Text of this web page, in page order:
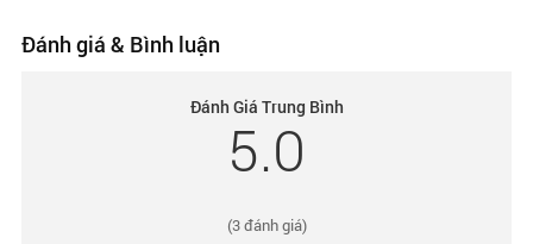
Đánh giá & Bình luận
Đánh Giá Trung Bình
5.0
(3đánh giá)